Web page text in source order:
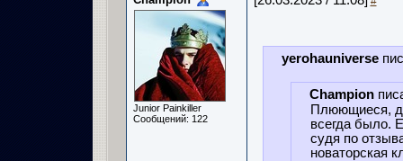
Junior Painkiller
Сообщений: 122
yerohauniverse
Champion
Плюющиеся,
всегда было.
судя по
новаторская